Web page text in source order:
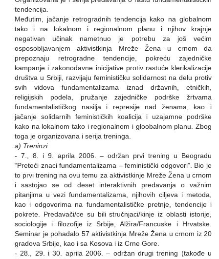
tendencija.
Međutim, jačanje retrogradnih tendencija kako na globalnom
tako i na lokalnom i regionalnom planu i njihov krajnje
negativan učinak nametnuo je potrebu za još većim
osposobljavanjem aktivistkinja Mreže Žena u crnom da
prepoznaju retrogradne tendencije, pokreću zajedničke
kampanje i zakonodavne inicijative protiv rastuće klerikalizacije
društva u Srbiji, razvijaju feminističku solidarnost na delu protiv
svih vidova fundamentalizama iznad državnih, etničkih,
religijskih podela, pružanje zajedničke podrške žrtvama
fundamentalističkog nasilja i represije nad ženama, kao i
jačanje solidarnih feminističkih koalicija i uzajamne podrške
kako na lokalnom tako i regionalnom i gloobalnom planu. Zbog
toga je organizovana i serija treninga.
a) Treninzi
- 7., 8. i 9. aprila 2006. – održan prvi trening u Beogradu
“Preteći znaci fundamentalizama – feministički odgovori”. Bio je
to prvi trening na ovu temu za aktivistkinje Mreže Žena u crnom
i sastojao se od deset interaktivnih predavanja o važnim
pitanjima u vezi fundamentalizama, njihovih ciljeva i metoda,
kao i odgovorima na fundamentalističke pretnje, tendencije i
pokrete. Predavači/ce su bili stručnjaci/kinje iz oblasti istorije,
sociologije i filozofije iz Srbije, Alžira/Francuske i Hrvatske.
Seminar je pohađalo 57 aktivistkinja Mreže Žena u crnom iz 20
gradova Srbije, kao i sa Kosova i iz Crne Gore.
- 28., 29. i 30. aprila 2006. – održan drugi trening (takođe u